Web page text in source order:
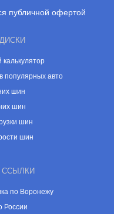
публичной офертой
популярных авто
шин
шин
шин
шин
ССЫЛКИ
по Воронежу
России